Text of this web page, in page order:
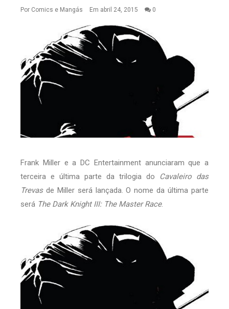
Por Comics e Mangás Em abril 24, 2015 0
Frank Miller e a DC Entertainment anunciaram que a
terceira e última parte da trilogia do
Cavaleiro das
Trevasde Miller será lançada. O nome da última parte
será The Dark Knight III: The Master Race.